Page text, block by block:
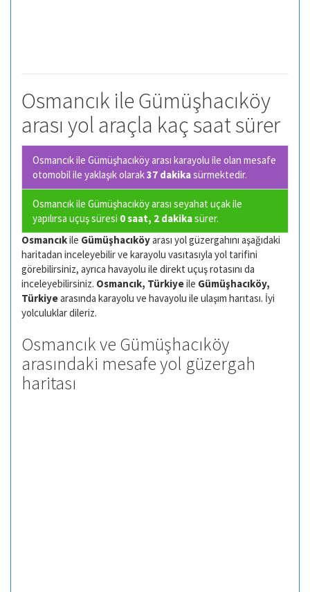
Osmancık ile Gümüşhacıköy
arası yol araçla kaç saat sürer
Osmancık ile Gümüşhacıköy arası karayolu ile olan mesafe
otomobil ile yaklaşık olarak37 dakikasürmektedir.
Osmancık ile Gümüşhacıköy arası seyahat uçak ile
yapılırsa uçuş süresi 0 saat, 2 dakikasürer.
Osmancıkile Gümüşhacıköyarası yol güzergahını aşağıdaki
haritadan inceleyebilir ve karayolu vasıtasıyla yol tarifini
görebilirsiniz, ayrıca havayolu ile direkt uçuş rotasını da
inceleyebilirsiniz. Osmancık, Türkiyeile Gümüşhacıköy,
Türkiyearasında karayolu ve havayolu ile ulaşım harıtası. İyi
yolculuklar dileriz.
Osmancık ve Gümüşhacıköy
arasındaki mesafe yol güzergah
haritası